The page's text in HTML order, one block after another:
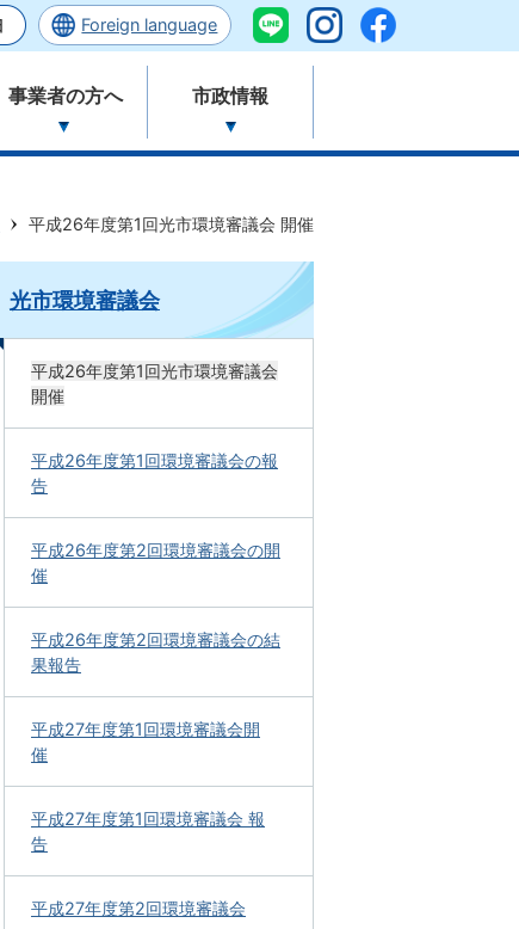
Foreign language
事業者の方へ 市政情報
平成26年度第1回光市環境審議会 開催
光市環境審議会
平成26年度第1回光市環境審議会
開催
平成26年度第1回環境審議会の報
告
平成26年度第2回環境審議会の開
催
平成26年度第2回環境審議会の結
果報告
平成27年度第1回環境審議会開
催
平成27年度第1回環境審議会 報
告
平成27年度第2回環境審議会